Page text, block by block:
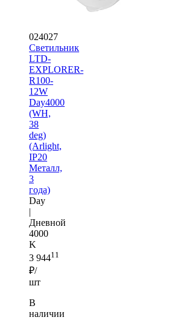
024027
Светильник
LTD-
EXPLORER-
R100-
12W
Day4000
(WH,
38
deg)
(Arlight,
IP20
Металл,
3
года)
Day
|
Дневной
4000
K
3 94411
₽/
шт
В
наличии